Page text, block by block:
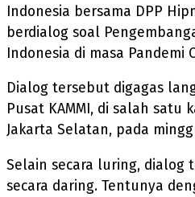
Indonesia bersama DPP
berdialog soal
Indonesia di masa Pandemi
Dialog tersebut digagas
Pusat KAMMI, di salah satu
Jakarta Selatan, pada
Selain secara luring, dialog
secara daring. Tentunya